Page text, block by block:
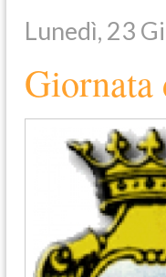
Lunedì, 23